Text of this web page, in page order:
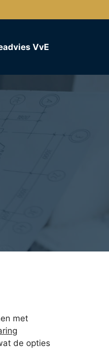
VvE
met
de opties